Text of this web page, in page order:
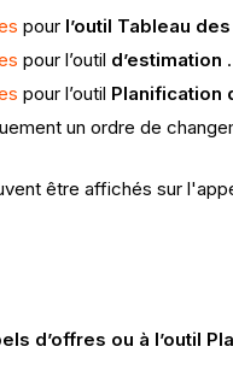
pour l’outil Tableau
pour l’outil d’estimation .
pour l’outil Planification
un ordre de
être affichés sur
d’offres ou à l’outil